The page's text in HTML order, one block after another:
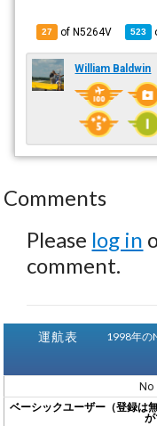
27 of N5264V 523
William Baldwin
Comments
Please log in
comment.
運航表 1998年の
No
ベーシックユーザー（登録は
が